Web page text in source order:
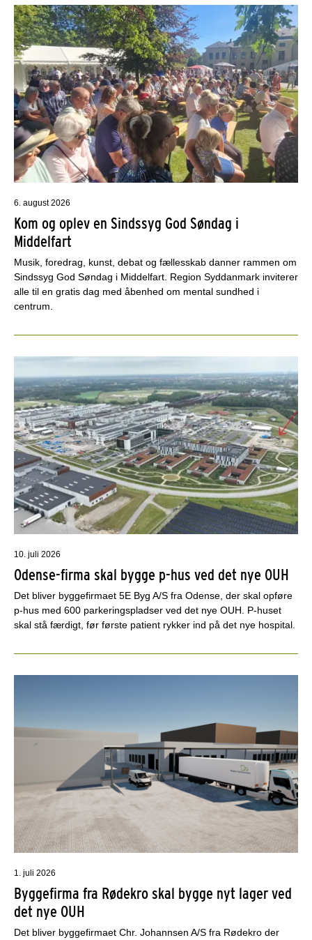
6. august 2026
Kom og oplev en Sindssyg God Søndag i
Middelfart
Musik, foredrag, kunst, debat og fællesskab danner rammen om
Sindssyg God Søndag i Middelfart. Region Syddanmark inviterer
alle til en gratis dag med åbenhed om mental sundhed i
centrum.
10. juli 2026
Odense-firma skal bygge p-hus ved det nye OUH
Det bliver byggefirmaet 5E Byg A/S fra Odense, der skal opføre
p-hus med 600 parkeringspladser ved det nye OUH. P-huset
skal stå færdigt, før første patient rykker ind på det nye hospital.
1. juli 2026
Byggefirma fra Rødekro skal bygge nyt lager ved
det nye OUH
Det bliver byggefirmaet Chr. Johannsen A/S fra Rødekro der